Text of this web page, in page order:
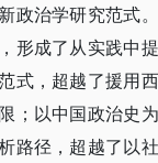
政治学研究范式
形成了从实践中
式，超越了援用
；以中国政治史
路径，超越了以